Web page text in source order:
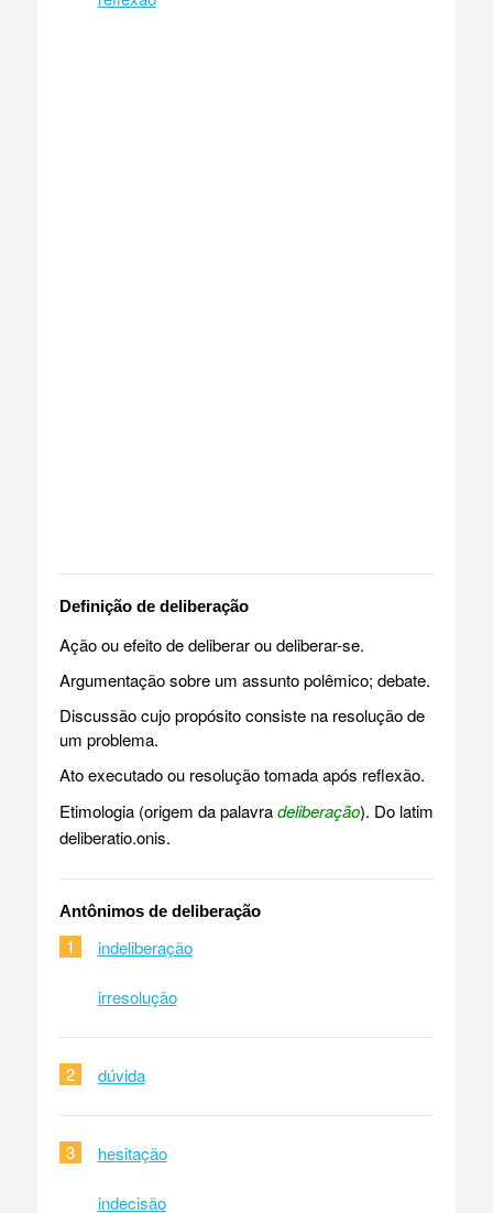
Definição de deliberação
Ação ou efeito de deliberar ou deliberar-se.
Argumentação sobre um assunto polêmico; debate.
Discussão cujo propósito consiste na resolução de
um problema.
Ato executado ou resolução tomada após reflexão.
Etimologia (origem da palavradeliberação). Do latim
deliberatio.onis.
Antônimos de deliberação
1 indeliberação
irresolução
2 dúvida
3 hesitação
indecisão